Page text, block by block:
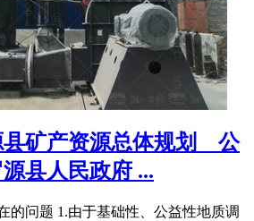
矿产资源总体规划 _ 公
县人民政府 ...
的问题 1.由于基础性、公益性地质调